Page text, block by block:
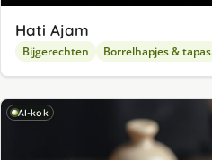
Hati Ajam
Bijgerechten Borrelhapjes & tapas
AI-kok